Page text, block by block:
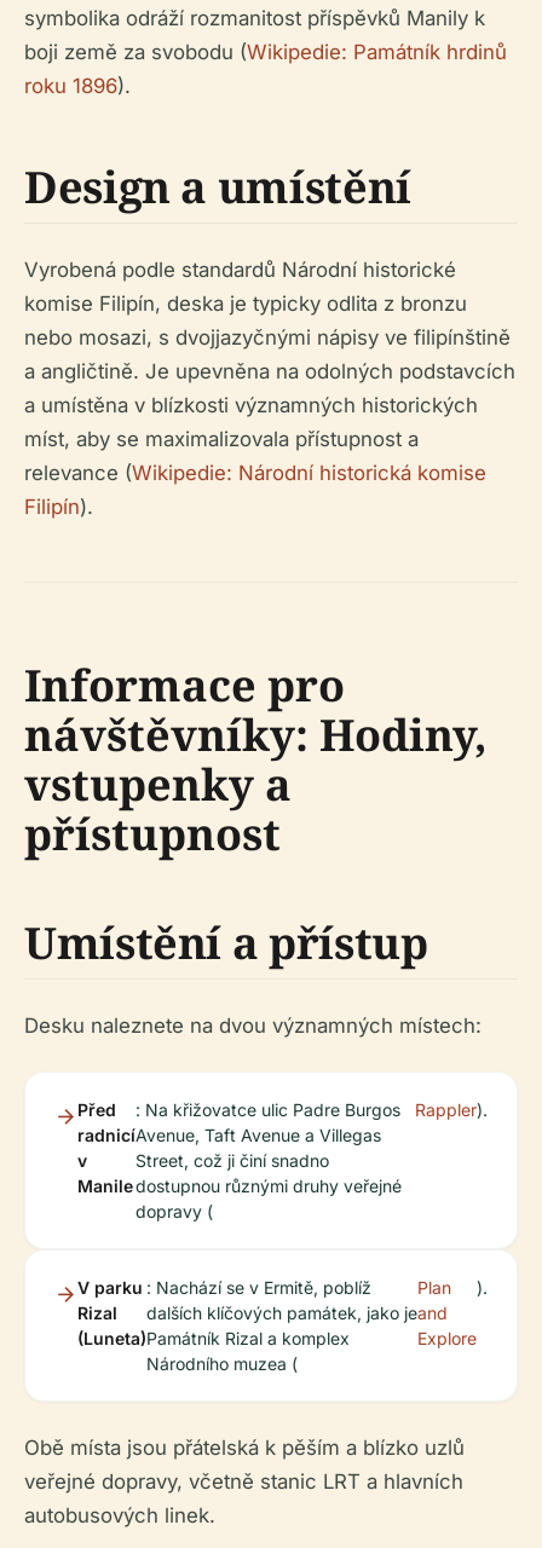
symbolika odráží rozmanitost příspěvků Manily k
boji země za svobodu (Wikipedie: Památník hrdinů
roku 1896).
Design a umístění
Vyrobená podle standardů Národní historické
komise Filipín, deska je typicky odlita z bronzu
nebo mosazi, s dvojjazyčnými nápisy ve filipínštině
a angličtině. Je upevněna na odolných podstavcích
a umístěna v blízkosti významných historických
míst, aby se maximalizovala přístupnost a
relevance (Wikipedie: Národní historická komise
Filipín).
Informace pro
návštěvníky: Hodiny,
vstupenky a
přístupnost
Umístění a přístup
Desku naleznete na dvou významných místech:
Před
radnicí
v
Manile
: Na křižovatce ulic Padre Burgos
Avenue, Taft Avenue a Villegas
Street, což ji činí snadno
dostupnou různými druhy veřejné
dopravy (
Rappler).
V parku
Rizal
(Luneta)
: Nachází se v Ermitě, poblíž
dalších klíčových památek, jako je
Památník Rizal a komplex
Národního muzea (
Plan
and
Explore
).
Obě místa jsou přátelská k pěším a blízko uzlů
veřejné dopravy, včetně stanic LRT a hlavních
autobusových linek.